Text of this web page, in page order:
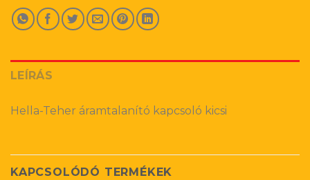
LEÍRÁS
Hella-Teher áramtalanító kapcsoló kicsi
KAPCSOLÓDÓ TERMÉKEK